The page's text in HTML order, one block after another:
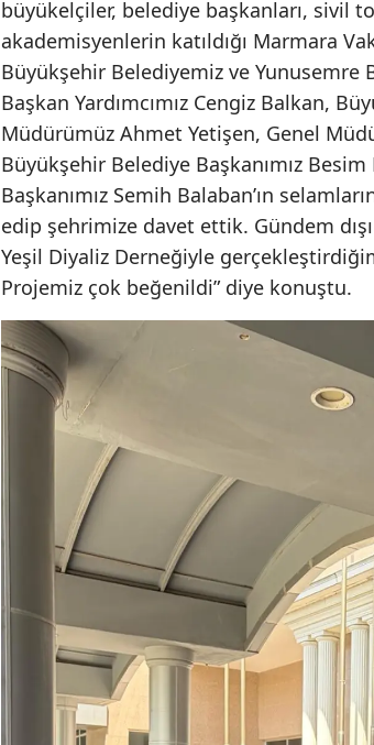
büyükelçiler, belediye başkanları, sivil
akademisyenlerin katıldığı Marmara
Büyükşehir Belediyemiz ve Yunusemre
Başkan Yardımcımız Cengiz Balkan,
Müdürümüz Ahmet Yetişen, Genel
Büyükşehir Belediye Başkanımız
Başkanımız Semih Balaban’ın
edip şehrimize davet ettik. Gündem
Yeşil Diyaliz Derneğiyle
Projemiz çok beğenildi” diye konuştu.